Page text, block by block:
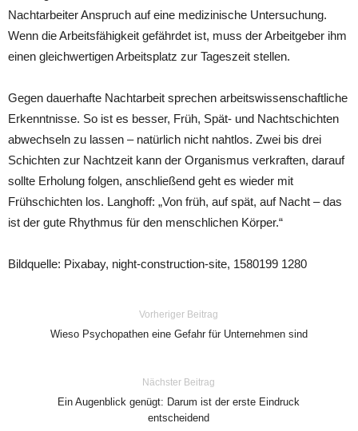
Nachtarbeiter Anspruch auf eine medizinische Untersuchung.
Wenn die Arbeitsfähigkeit gefährdet ist, muss der Arbeitgeber ihm
einen gleichwertigen Arbeitsplatz zur Tageszeit stellen.
Gegen dauerhafte Nachtarbeit sprechen arbeitswissenschaftliche
Erkenntnisse. So ist es besser, Früh, Spät- und Nachtschichten
abwechseln zu lassen – natürlich nicht nahtlos. Zwei bis drei
Schichten zur Nachtzeit kann der Organismus verkraften, darauf
sollte Erholung folgen, anschließend geht es wieder mit
Frühschichten los. Langhoff: „Von früh, auf spät, auf Nacht – das
ist der gute Rhythmus für den menschlichen Körper.“
Bildquelle: Pixabay, night-construction-site, 1580199 1280
Vorheriger Beitrag
Wieso Psychopathen eine Gefahr für Unternehmen sind
Nächster Beitrag
Ein Augenblick genügt: Darum ist der erste Eindruck
entscheidend